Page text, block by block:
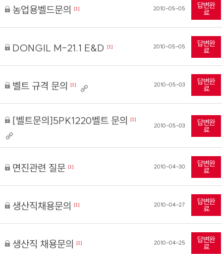
농업용벨드문의 [1] 2010-05-05 답변완
료
DONGIL M-21.1 E&D [1] 2010-05-05 답변완
료
벨트 규격 문의 [1] 2010-05-03 답변완
료
[벨트문의]5PK1220벨트 문의 [1]
2010-05-03 답변완
료
면진관련 질문 [1] 2010-04-30 답변완
료
생산직채용문의 [1] 2010-04-27 답변완
료
생산직 채용문의 [1] 2010-04-25 답변완
료